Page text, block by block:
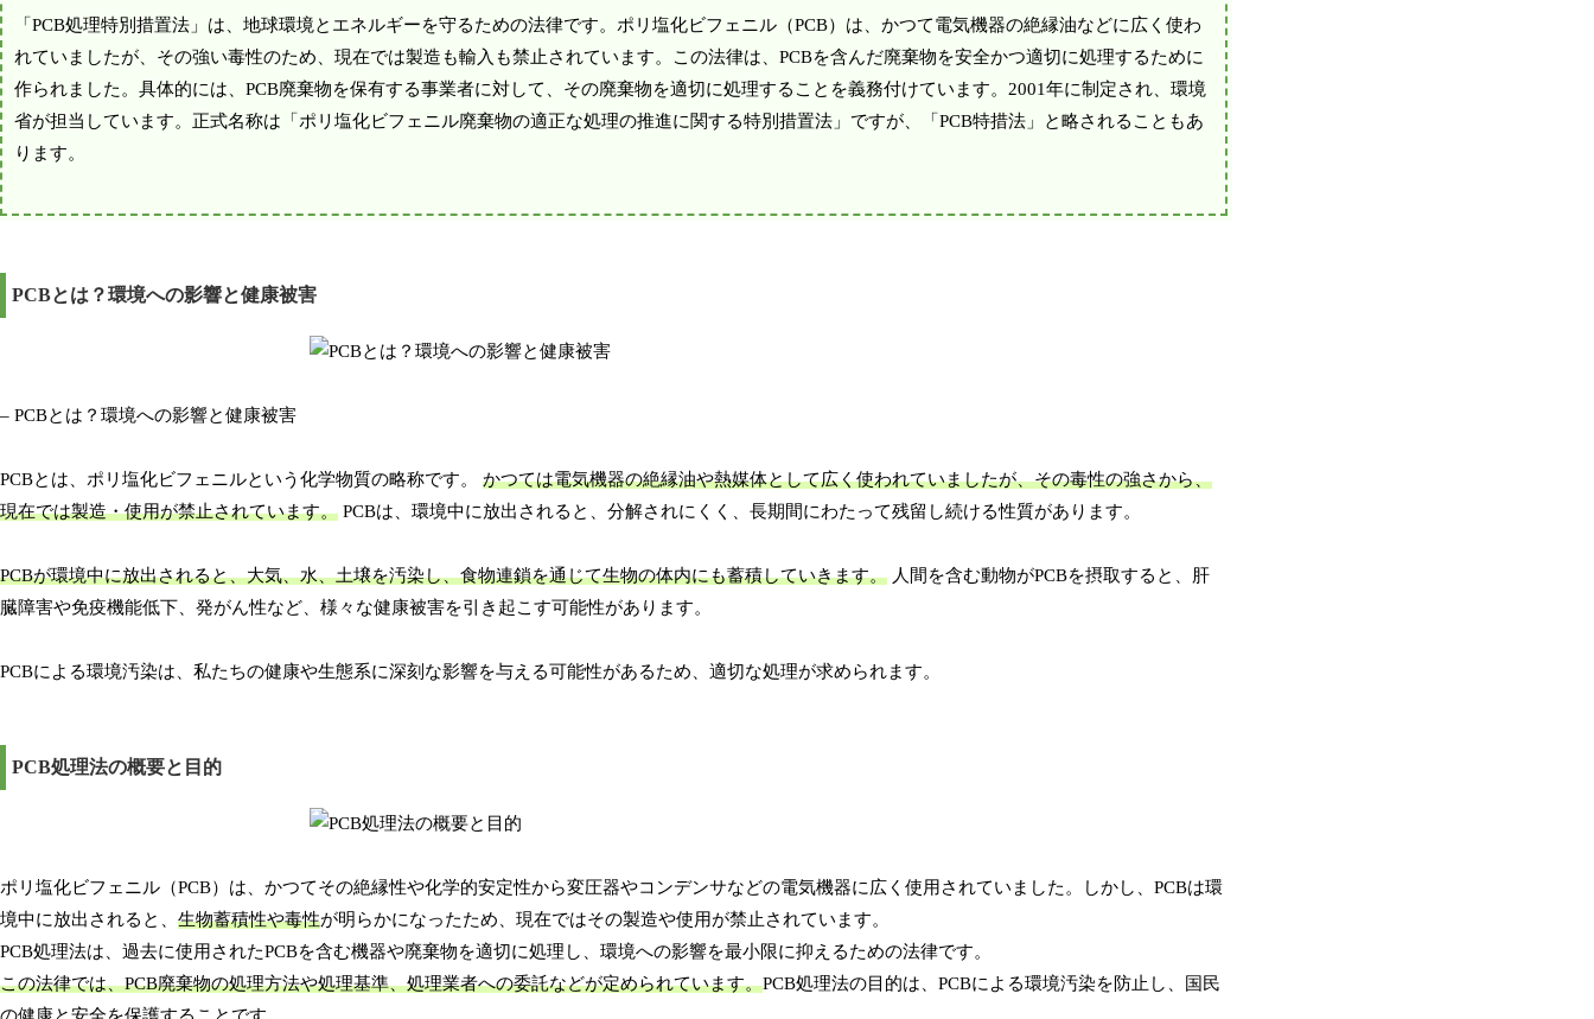
「PCB処理特別措置法」は、地球環境とエネルギーを守るための法律です。ポリ塩化ビフェニル（PCB）は、かつて電気機器の絶縁油などに広く使わ
れていましたが、その強い毒性のため、現在では製造も輸入も禁止されています。この法律は、PCBを含んだ廃棄物を安全かつ適切に処理するために
作られました。具体的には、PCB廃棄物を保有する事業者に対して、その廃棄物を適切に処理することを義務付けています。2001年に制定され、環境
省が担当しています。正式名称は「ポリ塩化ビフェニル廃棄物の適正な処理の推進に関する特別措置法」ですが、「PCB特措法」と略されることもあ
ります。
PCBとは？環境への影響と健康被害
– PCBとは？環境への影響と健康被害
PCBとは、ポリ塩化ビフェニルという化学物質の略称です。 かつては電気機器の絶縁油や熱媒体として広く使われていましたが、その毒性の強さから、
現在では製造・使用が禁止されています。 PCBは、環境中に放出されると、分解されにくく、長期間にわたって残留し続ける性質があります。
PCBが環境中に放出されると、大気、水、土壌を汚染し、食物連鎖を通じて生物の体内にも蓄積していきます。 人間を含む動物がPCBを摂取すると、肝
臓障害や免疫機能低下、発がん性など、様々な健康被害を引き起こす可能性があります。
PCBによる環境汚染は、私たちの健康や生態系に深刻な影響を与える可能性があるため、適切な処理が求められます。
PCB処理法の概要と目的
ポリ塩化ビフェニル（PCB）は、かつてその絶縁性や化学的安定性から変圧器やコンデンサなどの電気機器に広く使用されていました。しかし、PCBは環
境中に放出されると、 生物蓄積性や毒性が明らかになったため、現在ではその製造や使用が禁止されています。
PCB処理法は、過去に使用されたPCBを含む機器や廃棄物を適切に処理し、環境への影響を最小限に抑えるための法律です。
この法律では、PCB廃棄物の処理方法や処理基準、処理業者への委託などが定められています。PCB処理法の目的は、PCBによる環境汚染を防止し、国民